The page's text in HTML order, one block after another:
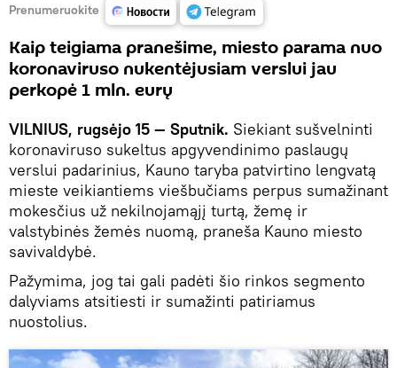
Prenumeruokite
Kaip teigiama pranešime, miesto parama nuo
koronaviruso nukentėjusiam verslui jau
perkopė 1 mln. eurų
VILNIUS, rugsėjo 15 — Sputnik. Siekiant sušvelninti
koronaviruso sukeltus apgyvendinimo paslaugų
verslui padarinius, Kauno taryba patvirtino lengvatą
mieste veikiantiems viešbučiams perpus sumažinant
mokesčius už nekilnojamąjį turtą, žemę ir
valstybinės žemės nuomą, praneša Kauno miesto
savivaldybė.
Pažymima, jog tai gali padėti šio rinkos segmento
dalyviams atsitiesti ir sumažinti patiriamus
nuostolius.